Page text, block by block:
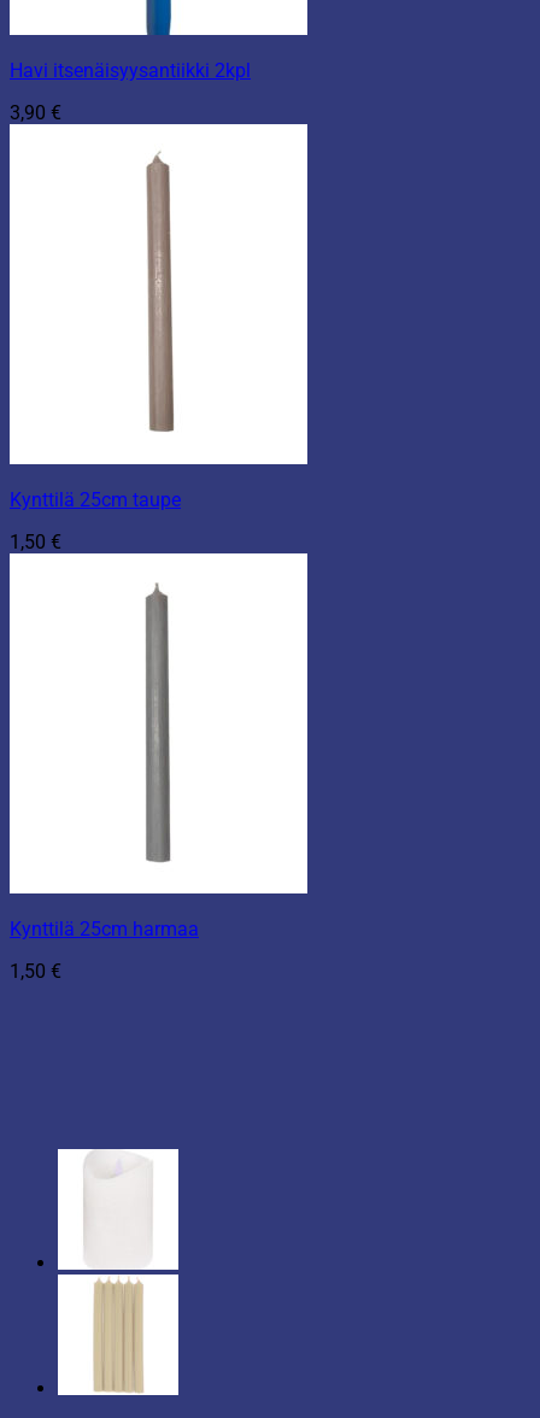
Havi itsenäisyysantiikki 2kpl
3,90 €
Kynttilä 25cm taupe
1,50 €
Kynttilä 25cm harmaa
1,50 €